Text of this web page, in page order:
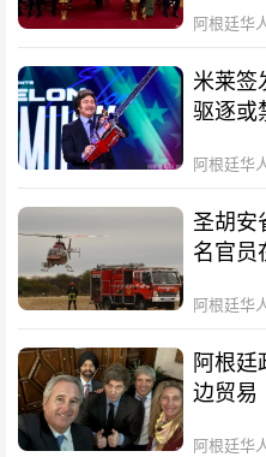
阿根廷华
米莱签
驱逐或
阿根廷华
圣胡安
名官员
阿根廷华
阿根廷
边贸易
阿根廷华